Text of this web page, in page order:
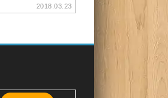
2018.03.23